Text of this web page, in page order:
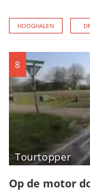
HOOGHALEN
8
Tourtopper
Op de motor